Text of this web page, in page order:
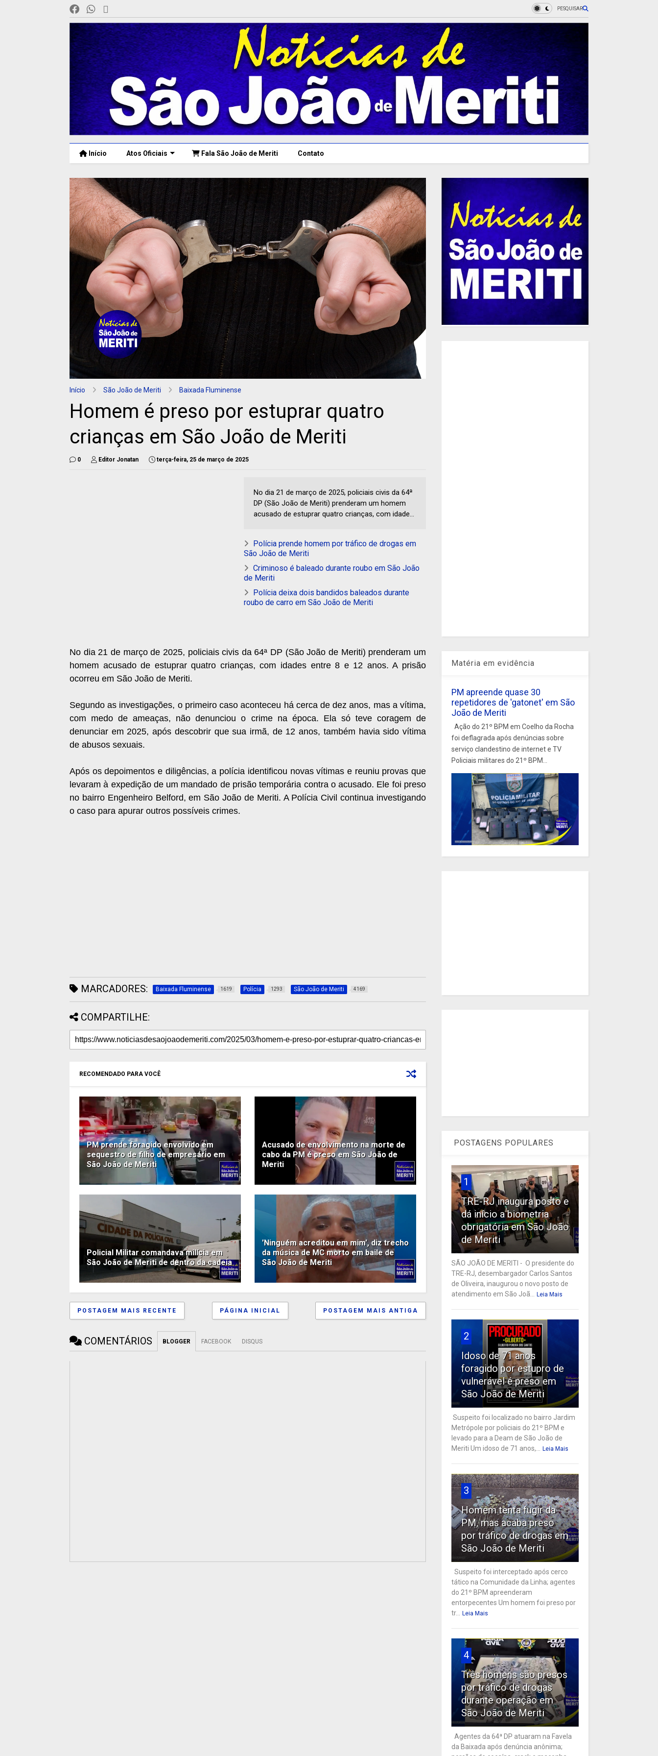
PESQUISAR
Início Atos Oficiais Fala São João de Meriti Contato
Início São João de Meriti Baixada Fluminense
Homem é preso por estuprar quatro
crianças em São João de Meriti
0 Editor Jonatan terça-feira, 25 de março de 2025
No dia 21 de março de 2025, policiais civis da 64ª
DP (São João de Meriti) prenderam um homem
acusado de estuprar quatro crianças, com idade...
Polícia prende homem por tráfico de drogas em
São João de Meriti
Criminoso é baleado durante roubo em São João
de Meriti
Polícia deixa dois bandidos baleados durante
roubo de carro em São João de Meriti
No dia 21 de março de 2025, policiais civis da 64ª DP (São João de Meriti) prenderam um
homem acusado de estuprar quatro crianças, com idades entre 8 e 12 anos. A prisão
ocorreu em São João de Meriti.
Segundo as investigações, o primeiro caso aconteceu há cerca de dez anos, mas a vítima,
com medo de ameaças, não denunciou o crime na época. Ela só teve coragem de
denunciar em 2025, após descobrir que sua irmã, de 12 anos, também havia sido vítima
de abusos sexuais.
Após os depoimentos e diligências, a polícia identificou novas vítimas e reuniu provas que
levaram à expedição de um mandado de prisão temporária contra o acusado. Ele foi preso
no bairro Engenheiro Belford, em São João de Meriti. A Polícia Civil continua investigando
o caso para apurar outros possíveis crimes.
MARCADORES: Baixada Fluminense 1619 Polícia 1293 São João de Meriti 4169
COMPARTILHE:
RECOMENDADO PARA VOCÊ
PM prende foragido envolvido em
sequestro de filho de empresário em
São João de Meriti
Acusado de envolvimento na morte de
cabo da PM é preso em São João de
Meriti
Policial Militar comandava milícia em
São João de Meriti de dentro da cadeia
'Ninguém acreditou em mim', diz trecho
da música de MC morto em baile de
São João de Meriti
POSTAGEM MAIS RECENTE POSTAGEM MAIS ANTIGA
PÁGINA INICIAL
COMENTÁRIOS BLOGGER FACEBOOK DISQUS
Matéria em evidência
PM apreende quase 30
repetidores de 'gatonet' em São
João de Meriti
Ação do 21º BPM em Coelho da Rocha
foi deflagrada após denúncias sobre
serviço clandestino de internet e TV
Policiais militares do 21º BPM...
POSTAGENS POPULARES
1
TRE-RJ inaugura posto e
dá início a biometria
obrigatória em São João
de Meriti
SÃO JOÃO DE MERITI - O presidente do
TRE-RJ, desembargador Carlos Santos
de Oliveira, inaugurou o novo posto de
atendimento em São Joã...
Leia Mais
2
Idoso de 71 anos
foragido por estupro de
vulnerável é preso em
São João de Meriti
Suspeito foi localizado no bairro Jardim
Metrópole por policiais do 21º BPM e
levado para a Deam de São João de
Meriti Um idoso de 71 anos,...
Leia Mais
3
Homem tenta fugir da
PM, mas acaba preso
por tráfico de drogas em
São João de Meriti
Suspeito foi interceptado após cerco
tático na Comunidade da Linha; agentes
do 21º BPM apreenderam
entorpecentes Um homem foi preso por
tr...
Leia Mais
4
Três homens são presos
por tráfico de drogas
durante operação em
São João de Meriti
Agentes da 64ª DP atuaram na Favela
da Baixada após denúncia anônima;